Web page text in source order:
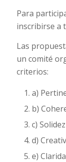
Para
inscribirse a
Las
un comité
criterios:
a)
b)
c)
d)
e)